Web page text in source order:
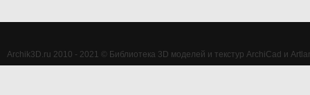
Archik3D.ru 2010 - 2021 © Библиотека 3D моделей и текстур ArchiCad и